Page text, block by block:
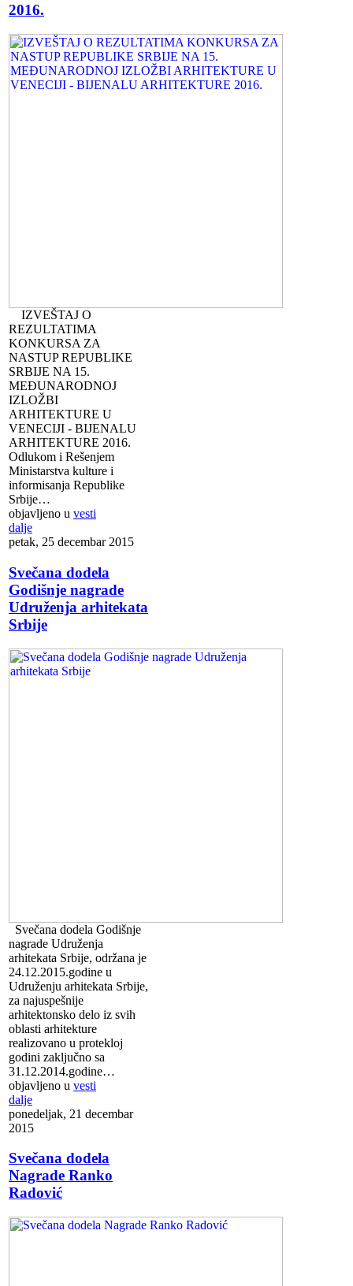
2016.
IZVEŠTAJ O
REZULTATIMA
KONKURSA ZA
NASTUP REPUBLIKE
SRBIJE NA 15.
MEĐUNARODNOJ
IZLOŽBI
ARHITEKTURE U
VENECIJI - BIJENALU
ARHITEKTURE 2016.
Odlukom i Rešenjem
Ministarstva kulture i
informisanja Republike
Srbije…
objavljeno u vesti
dalje
petak, 25 decembar 2015
Svečana dodela
Godišnje nagrade
Udruženja arhitekata
Srbije
Svečana dodela Godišnje
nagrade Udruženja
arhitekata Srbije, održana je
24.12.2015.godine u
Udruženju arhitekata Srbije,
za najuspešnije
arhitektonsko delo iz svih
oblasti arhitekture
realizovano u protekloj
godini zaključno sa
31.12.2014.godine…
objavljeno u vesti
dalje
ponedeljak, 21 decembar
2015
Svečana dodela
Nagrade Ranko
Radović